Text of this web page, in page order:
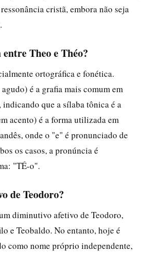
cristã, embora não seja
Theo e Théo?
ortográfica e fonética.
é a grafia mais comum em
que a sílaba tônica é a
acento) é a forma utilizada em
onde o "e" é pronunciado de
os casos, a pronúncia é
"TÉ-o".
de Teodoro?
diminutivo afetivo de Teodoro,
e Teobaldo. No entanto, hoje é
como nome próprio independente,